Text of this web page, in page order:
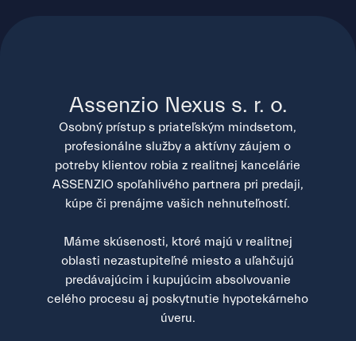
Assenzio Nexus s. r. o.
Osobný prístup s priateľským mindsetom,
profesionálne služby a aktívny záujem o
potreby klientov robia z realitnej kancelárie
ASSENZIO spoľahlivého partnera pri predaji,
kúpe či prenájme vašich nehnuteľností.
Máme skúsenosti, ktoré majú v realitnej
oblasti nezastupiteľné miesto a uľahčujú
predávajúcim i kupujúcim absolvovanie
celého procesu aj poskytnutie hypotekárneho
úveru.